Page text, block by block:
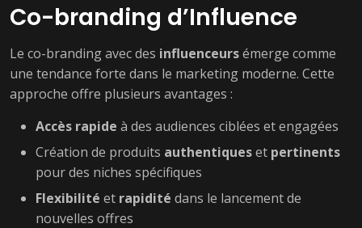
Co-branding d’Influence
Le co-branding avec des influenceursémerge comme
une tendance forte dans le marketing moderne. Cette
approche offre plusieurs avantages :
Accès rapide à des audiences ciblées et engagées
Création de produits authentiqueset pertinents
pour des niches spécifiques
Flexibilité et rapidité dans le lancement de
nouvelles offres